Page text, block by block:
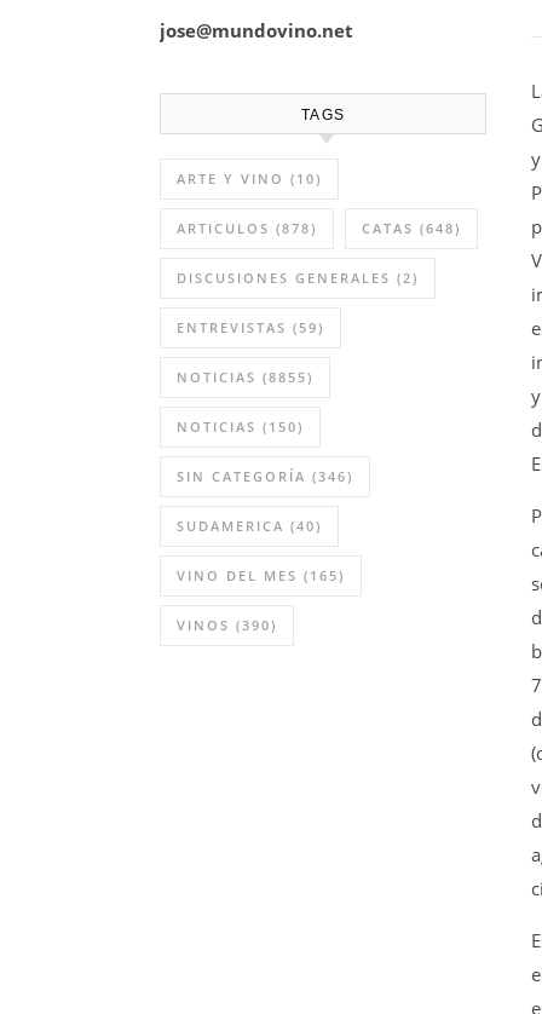
jose@mundovino.net
TAGS
ARTE Y VINO (10)
ARTICULOS (878) CATAS (648)
DISCUSIONES GENERALES (2)
ENTREVISTAS (59)
NOTICIAS (8855)
NOTICIAS (150)
SIN CATEGORÍA (346)
SUDAMERICA (40)
VINO DEL MES (165)
VINOS (390)